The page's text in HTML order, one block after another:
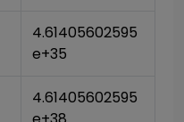
4.61405602595
e+35
4.61405602595